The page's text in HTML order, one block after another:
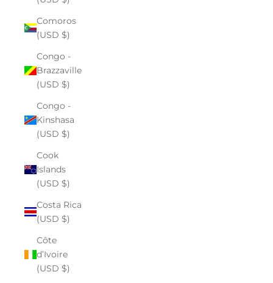
Comoros
(USD $)
Congo -
Brazzaville
(USD $)
Congo -
Kinshasa
(USD $)
Cook
Islands
(USD $)
Costa Rica
(USD $)
Côte
d’Ivoire
(USD $)